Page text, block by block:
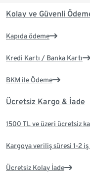
Kolay ve Güvenli
Kapıda ödeme
Kredi Kartı / Banka Kartı
BKM ile Ödeme
Ücretsiz Kargo & İade
1500 TL ve üzeri ücretsiz
Kargoya veriliş süresi 1-2
Ücretsiz Kolay İade